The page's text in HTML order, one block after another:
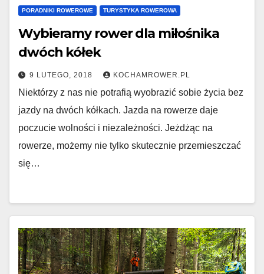
PORADNIKI ROWEROWE TURYSTYKA ROWEROWA
Wybieramy rower dla miłośnika
dwóch kółek
9 LUTEGO, 2018 KOCHAMROWER.PL
Niektórzy z nas nie potrafią wyobrazić sobie życia bez
jazdy na dwóch kółkach. Jazda na rowerze daje
poczucie wolności i niezależności. Jeżdżąc na
rowerze, możemy nie tylko skutecznie przemieszczać
się…